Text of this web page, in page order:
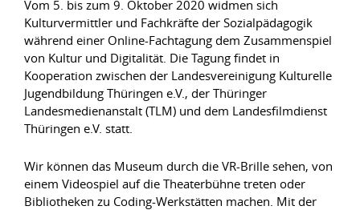
Vom 5. bis zum 9. Oktober 2020 widmen sich
Kulturvermittler und Fachkräfte der Sozialpädagogik
während einer Online-Fachtagung dem Zusammenspiel
von Kultur und Digitalität. Die Tagung findet in
Kooperation zwischen der Landesvereinigung Kulturelle
Jugendbildung Thüringen e.V., der Thüringer
Landesmedienanstalt (TLM) und dem Landesfilmdienst
Thüringen e.V. statt.
Wir können das Museum durch die VR-Brille sehen, von
einem Videospiel auf die Theaterbühne treten oder
Bibliotheken zu Coding-Werkstätten machen. Mit der